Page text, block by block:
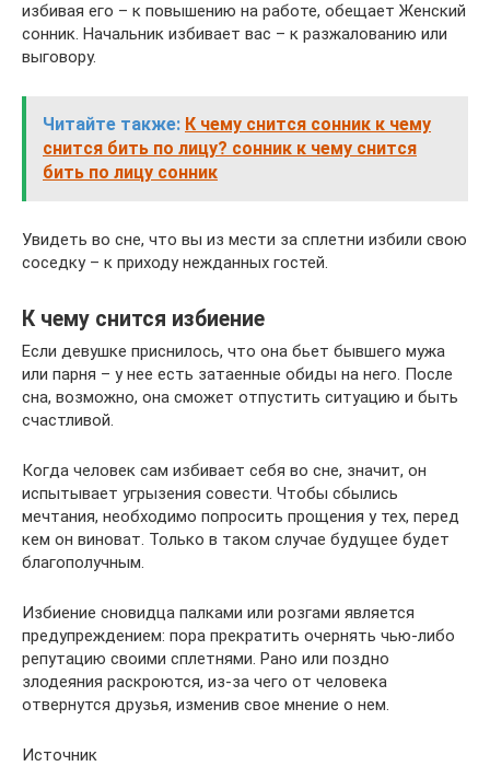
избивая его – к повышению на работе, обещает Женский
сонник. Начальник избивает вас – к разжалованию или
выговору.
Читайте также: К чему снится сонник к чему
снится бить по лицу? сонник к чему снится
бить по лицу сонник
Увидеть во сне, что вы из мести за сплетни избили свою
соседку – к приходу нежданных гостей.
К чему снится избиение
Если девушке приснилось, что она бьет бывшего мужа
или парня – у нее есть затаенные обиды на него. После
сна, возможно, она сможет отпустить ситуацию и быть
счастливой.
Когда человек сам избивает себя во сне, значит, он
испытывает угрызения совести. Чтобы сбылись
мечтания, необходимо попросить прощения у тех, перед
кем он виноват. Только в таком случае будущее будет
благополучным.
Избиение сновидца палками или розгами является
предупреждением: пора прекратить очернять чью-либо
репутацию своими сплетнями. Рано или поздно
злодеяния раскроются, из-за чего от человека
отвернутся друзья, изменив свое мнение о нем.
Источник